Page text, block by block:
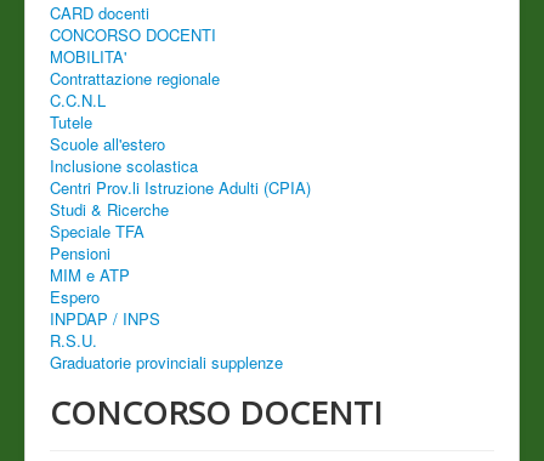
CARD docenti
CONCORSO DOCENTI
MOBILITA'
Contrattazione regionale
C.C.N.L
Tutele
Scuole all'estero
Inclusione scolastica
Centri Prov.li Istruzione Adulti (CPIA)
Studi & Ricerche
Speciale TFA
Pensioni
MIM e ATP
Espero
INPDAP / INPS
R.S.U.
Graduatorie provinciali supplenze
CONCORSO DOCENTI